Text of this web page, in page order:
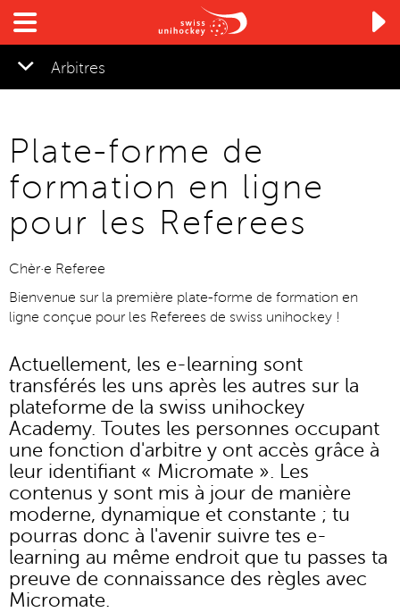

Arbitres
Plate-forme de
formation en ligne
pour les Referees
Chèr·e Referee
Bienvenue sur la première plate-forme de formation en
ligne conçue pour les Referees de swiss unihockey !
Actuellement, les e-learning sont
transférés les uns après les autres sur la
plateforme de la swiss unihockey
Academy. Toutes les personnes occupant
une fonction d'arbitre y ont accès grâce à
leur identifiant « Micromate ». Les
contenus y sont mis à jour de manière
moderne, dynamique et constante ; tu
pourras donc à l'avenir suivre tes e-
learning au même endroit que tu passes ta
preuve de connaissance des règles avec
Micromate.